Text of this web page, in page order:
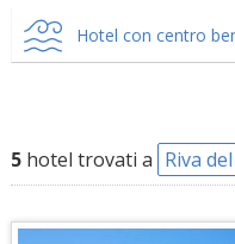
Hotel con centro
5hotel trovati a Riva